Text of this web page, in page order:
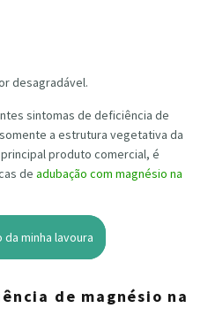
desagradável.
sintomas de deficiência de
a estrutura vegetativa da
produto comercial, é
de adubação com magnésio na
minha lavoura
de magnésio na